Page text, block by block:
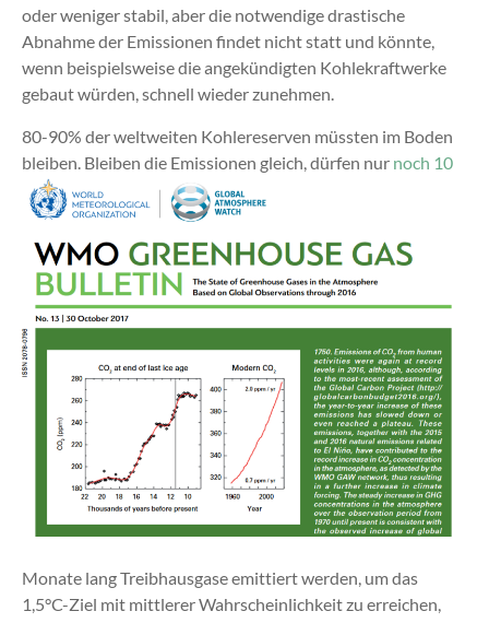
oder weniger stabil, aber die notwendige drastische
Abnahme der Emissionen findet nicht statt und könnte,
wenn beispielsweise die angekündigten Kohlekraftwerke
gebaut würden, schnell wieder zunehmen.
80-90% der weltweiten Kohlereserven müssten im Boden
bleiben. Bleiben die Emissionen gleich, dürfen nur noch 10
Monate lang Treibhausgase emittiert werden, um das
1,5°C-Ziel mit mittlerer Wahrscheinlichkeit zu erreichen,